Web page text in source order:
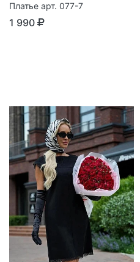
Платье арт. 077-7
1 990